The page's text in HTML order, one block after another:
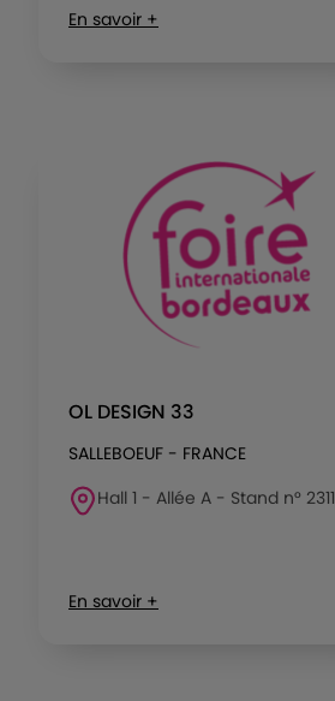
En savoir +
OL DESIGN 33
SALLEBOEUF - FRANCE
Hall 1 - Allée A - Stand n° 2311
En savoir +